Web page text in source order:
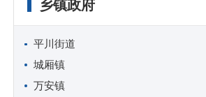
乡镇政府
平川街道
城厢镇
万安镇